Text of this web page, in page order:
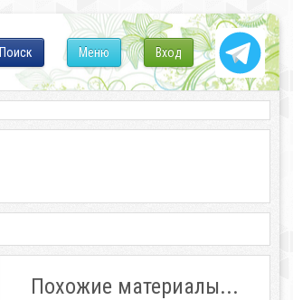
Вход
Меню
Поиск
Похожие материалы...